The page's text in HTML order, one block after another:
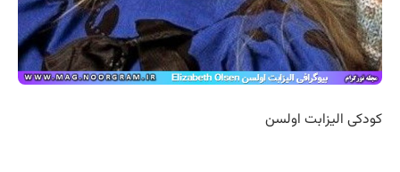
کودکی الیزابت اولسن